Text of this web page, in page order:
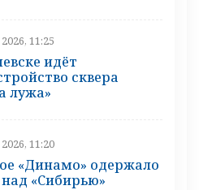
11:25
идёт
сквера
лужа»
11:20
«Динамо» одержало
«Сибирью»